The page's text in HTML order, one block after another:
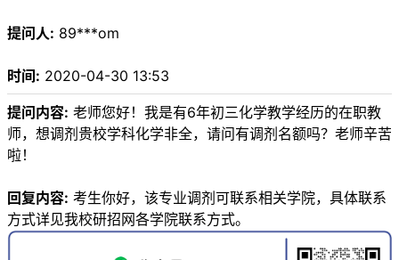
提问人: 89***om
时间: 2020-04-30 13:53
提问内容: 老师您好！我是有6年初三化学教学经历的在职教
师，想调剂贵校学科化学非全，请问有调剂名额吗？老师辛苦
啦！
回复内容: 考生你好，该专业调剂可联系相关学院，具体联系
方式详见我校研招网各学院联系方式。